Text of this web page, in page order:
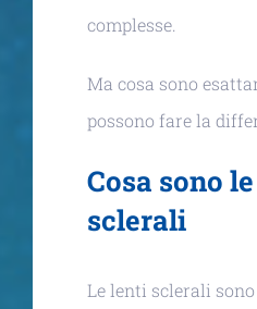
complesse.
Ma cosa sono
possono fare la
Cosa sono
sclerali
Le lenti sclerali